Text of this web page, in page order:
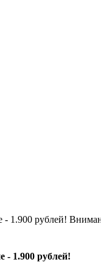
1.900 рублей!